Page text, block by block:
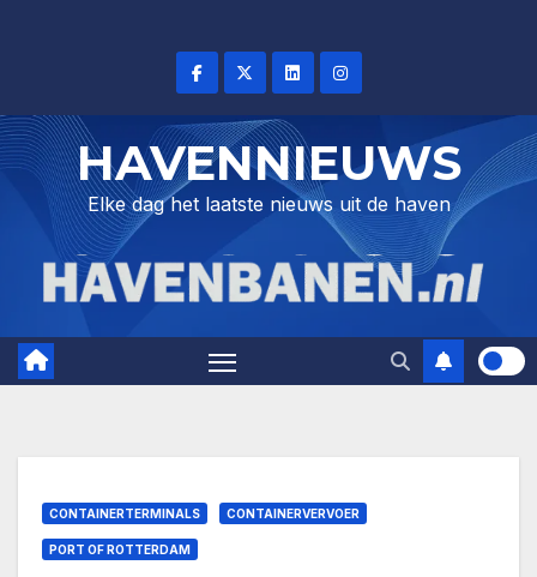
HAVENNIEUWS
Elke dag het laatste nieuws uit de haven
CONTAINERTERMINALS CONTAINERVERVOER
PORT OF ROTTERDAM